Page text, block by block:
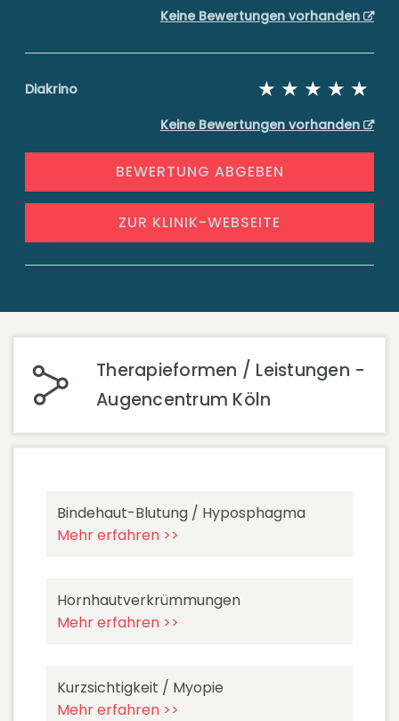
Keine Bewertungen vorhanden
Diakrino
Keine Bewertungen vorhanden
BEWERTUNG ABGEBEN
ZUR KLINIK-WEBSEITE
Therapieformen / Leistungen -
Augencentrum Köln
Bindehaut-Blutung / Hyposphagma
Mehr erfahren >>
Hornhautverkrümmungen
Mehr erfahren >>
Kurzsichtigkeit / Myopie
Mehr erfahren >>